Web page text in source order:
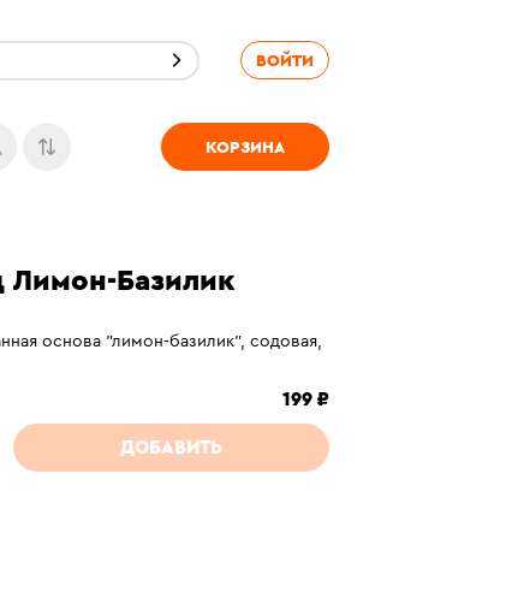
ВОЙТИ
СОУСЫ СУВЕНИРЫ АЙС ЛАТТЕ ЛИЧИ
КОРЗИНА
Базилик
основа "лимон-базилик", содовая,
199 ₽
ДОБАВИТЬ